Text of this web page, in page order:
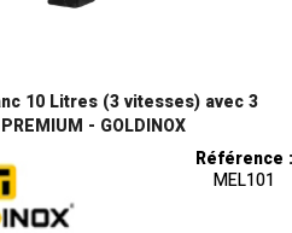
10 Litres (3 vitesses) avec 3
- GOLDINOX
Référence :
MEL101